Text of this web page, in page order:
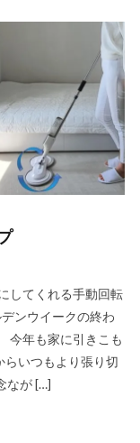
してくれる手動回転
ンウイークの終わ
今年も家に引きこも
らいつもより張り切
なが […]